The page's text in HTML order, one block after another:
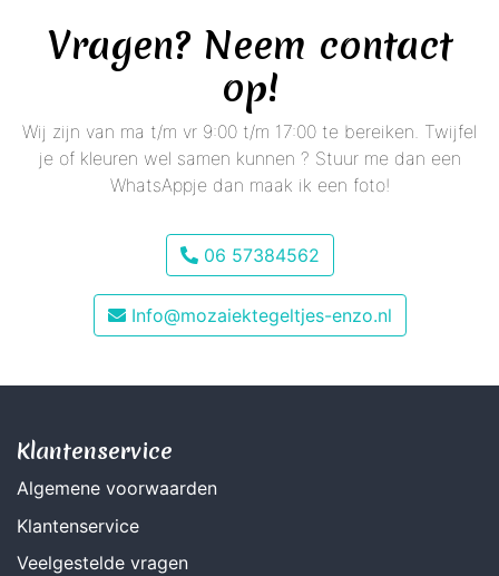
Vragen? Neem contact
op!
Wij zijn van ma t/m vr 9:00 t/m 17:00 te bereiken. Twijfel
je of kleuren wel samen kunnen ? Stuur me dan een
WhatsAppje dan maak ik een foto!
06 57384562
Info@mozaiektegeltjes-enzo.nl
Klantenservice
Algemene voorwaarden
Klantenservice
Veelgestelde vragen